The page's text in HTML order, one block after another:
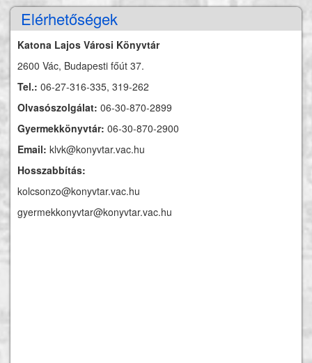
Elérhetőségek
Katona Lajos Városi Könyvtár
2600 Vác, Budapesti főút 37.
Tel.: 06-27-316-335, 319-262
Olvasószolgálat: 06-30-870-2899
Gyermekkönyvtár: 06-30-870-2900
Email: klvk@konyvtar.vac.hu
Hosszabbítás:
kolcsonzo@konyvtar.vac.hu
gyermekkonyvtar@konyvtar.vac.hu